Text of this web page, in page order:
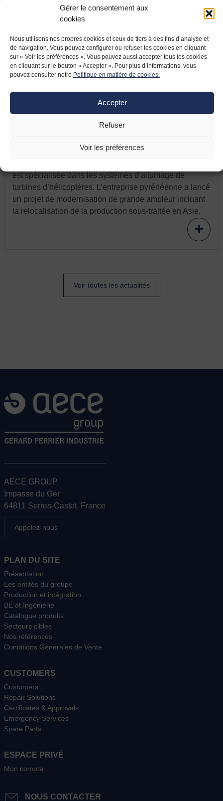
Gérer le consentement aux
cookies
Nous utilisons nos propres cookies et ceux de tiers à des fins d’analyse et
de navigation. Vous pouvez configurer ou refuser les cookies en cliquant
sur « Voir les préférences ». Vous pouvez aussi accepter tous les cookies
en cliquant sur le bouton « Accepter ». Pour plus d’informations, vous
pouvez consulter notre Politique en matière de cookies.
Accepter
Refuser
Voir les préférences
est spécialisée dans les systèmes d’allumage de
turbines d’hélicoptères. L’entreprise pyrénéenne a lancé
un projet de modernisation de grande ampleur incluant
la relocalisation de la production sous-traitée en Asie.
Voir toutes les actualités
AECE GROUP
Impasse du Ger
64811 Serres-Castet, France
Appelez-nous
PLAN DU SITE
Présentation
Les entités du groupe
Production et intégration
BE et Ingéniérie
Catalogue produits
Secteurs cibles
Nos références
Conditions Générales de Vente
CUSTOMERS
Customers
Repair Solutions
Certificates & Approvals
Emergency Services
Spare Parts
ESPACE PRIVÉ
Mon compte
NOUS CONTACTER